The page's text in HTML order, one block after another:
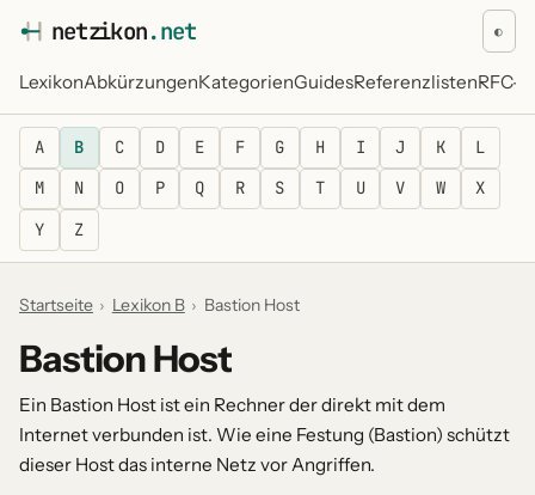
netzikon.net
LexikonAbkürzungenKategorienGuidesReferenzlistenRFC-
◐
A B C D E F G H I J K
L
M
N O P Q R S T U V W
X
Y
Z
Startseite › Lexikon B › Bastion Host
Bastion Host
Ein Bastion Host ist ein Rechner der direkt mit dem
Internet verbunden ist. Wie eine Festung (Bastion) schützt
dieser Host das interne Netz vor Angriffen.